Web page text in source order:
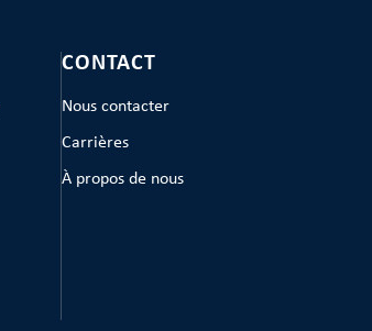
CONTACT
Nous contacter
Carrières
À propos de nous